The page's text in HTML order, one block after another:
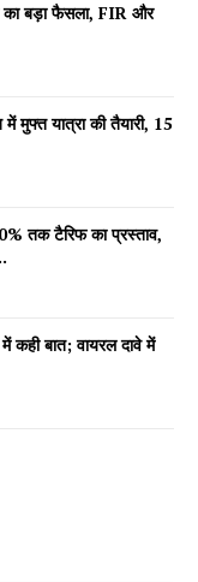
AIN
का बड़ा फैसला, FIR और
मुफ्त यात्रा की तैयारी, 15
तक टैरिफ का प्रस्ताव,
में कही बात; वायरल दावे में